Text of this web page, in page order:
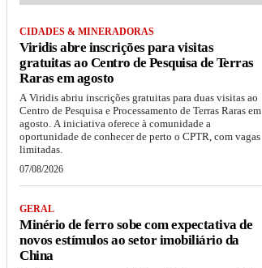
CIDADES & MINERADORAS
Viridis abre inscrições para visitas
gratuitas ao Centro de Pesquisa de Terras
Raras em agosto
A Viridis abriu inscrições gratuitas para duas visitas ao
Centro de Pesquisa e Processamento de Terras Raras em
agosto. A iniciativa oferece à comunidade a
oportunidade de conhecer de perto o CPTR, com vagas
limitadas.
07/08/2026
GERAL
Minério de ferro sobe com expectativa de
novos estímulos ao setor imobiliário da
China